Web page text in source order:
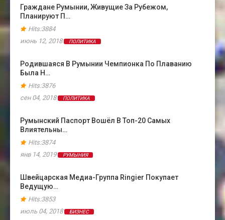
Граждане Румынии, Живущие За Рубежом,
Планируют П…
Hits:3884
июнь 12, 2018
ПОЛИТИКА
Родившаяся В Румынии Чемпионка По Плаванию
Была Н…
Hits:3876
сен 04, 2018
ПОЛИТИКА
Румынский Паспорт Вошёл В Топ-20 Самых
Влиятельны…
Hits:3874
янв 14, 2019
РУМЫНИЯ
Швейцарская Медиа-Группа Ringier Покупает
Ведущую…
Hits:3853
июль 04, 2018
БИЗНЕС